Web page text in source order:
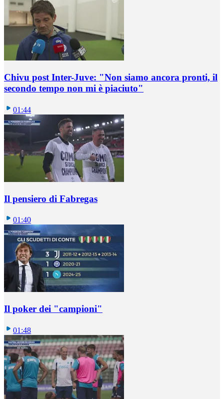
Chivu post Inter-Juve: "Non siamo ancora pronti, il
secondo tempo non mi è piaciuto"
01:44
Il pensiero di Fabregas
01:40
Il poker dei "campioni"
01:48